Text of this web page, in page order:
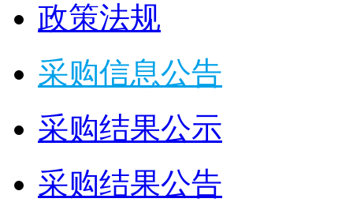
政策法规
采购信息公告
采购结果公示
采购结果公告